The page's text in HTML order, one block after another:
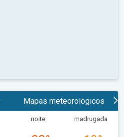
Mapas meteorológicos
noite madrugada